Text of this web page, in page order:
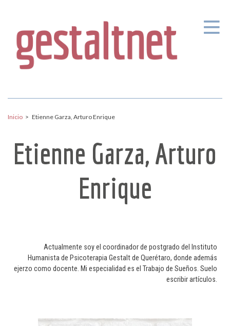
Inicio > Etienne Garza, Arturo Enrique
Etienne Garza, Arturo
Enrique
Actualmente soy el coordinador de postgrado del Instituto
Humanista de Psicoterapia Gestalt de Querétaro, donde además
ejerzo como docente. Mi especialidad es el Trabajo de Sueños. Suelo
escribir artículos.